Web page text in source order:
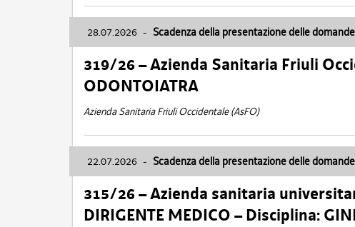
28.07.2026 - Scadenza della presentazione delle
319/26 – Azienda Sanitaria Friuli
ODONTOIATRA
Azienda Sanitaria Friuli Occidentale (AsFO)
22.07.2026 - Scadenza della presentazione delle
315/26 – Azienda sanitaria
DIRIGENTE MEDICO – Disciplina: